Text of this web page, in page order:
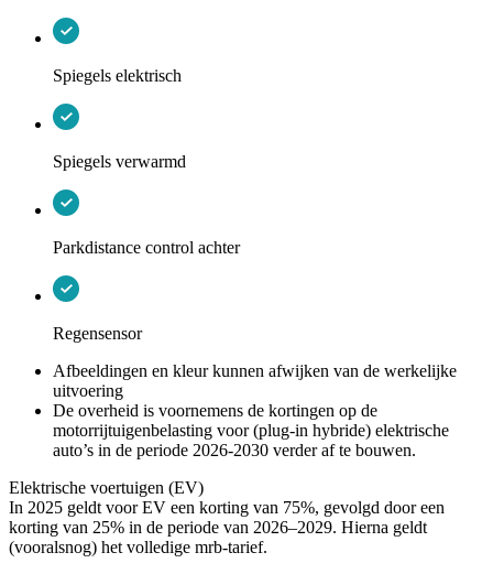
Spiegels elektrisch
Spiegels verwarmd
Parkdistance control achter
Regensensor
Afbeeldingen en kleur kunnen afwijken van de werkelijke
uitvoering
De overheid is voornemens de kortingen op de
motorrijtuigenbelasting voor (plug-in hybride) elektrische
auto’s in de periode 2026-2030 verder af te bouwen.
Elektrische voertuigen (EV)
In 2025 geldt voor EV een korting van 75%, gevolgd door een
korting van 25% in de periode van 2026–2029. Hierna geldt
(vooralsnog) het volledige mrb-tarief.